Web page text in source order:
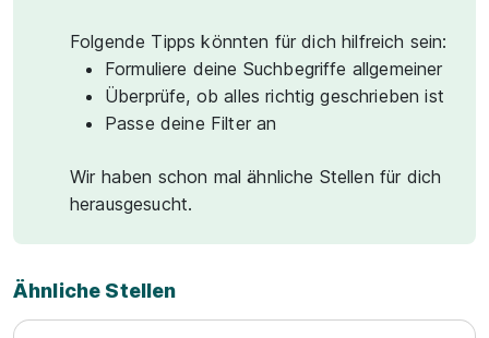
Folgende Tipps könnten für dich hilfreich sein:
Formuliere deine Suchbegriffe allgemeiner
Überprüfe, ob alles richtig geschrieben ist
Passe deine Filter an
Wir haben schon mal ähnliche Stellen für dich
herausgesucht.
Ähnliche Stellen